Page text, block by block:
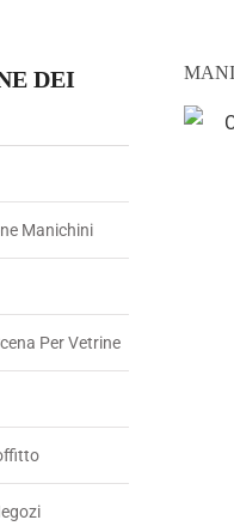
DEI
Manichini
Per Vetrine